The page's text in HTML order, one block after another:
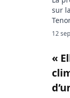
sur
12
«